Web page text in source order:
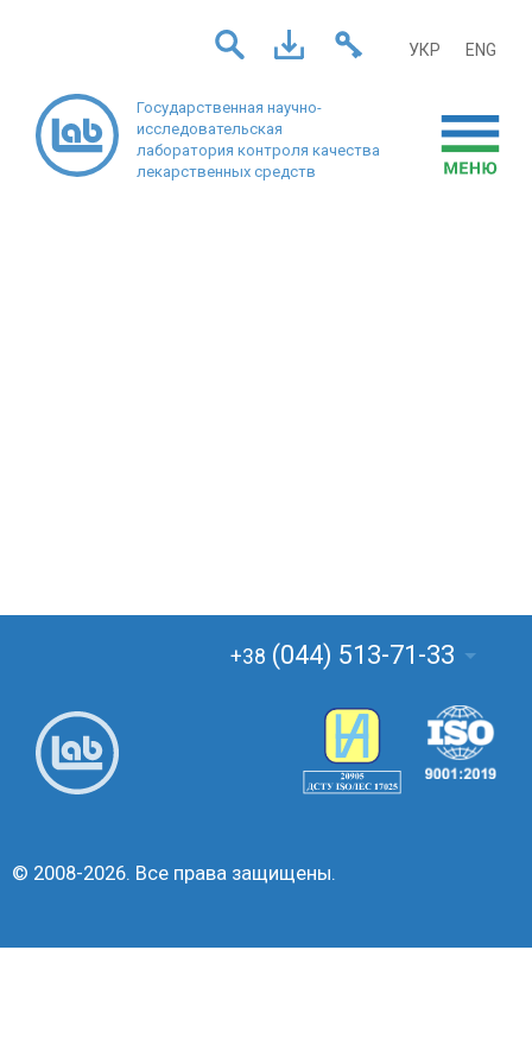
УКР ENG
Государственная научно-
исследовательская
лаборатория контроля качества
лекарственных средств
+38 (044) 513-71-33
© 2008-2026. Все права защищены.